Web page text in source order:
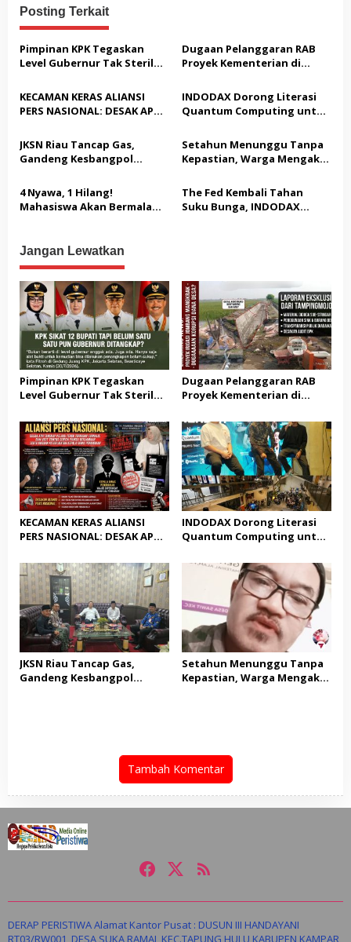
a
s
i
o
Posting Terkait
Pimpinan KPK Tegaskan
Level Gubernur Tak Steril
Cukup, Bukan Dilindungi
Dugaan Pelanggaran RAB
Proyek Kementerian di
Nasionaldetik.com Desak
Tindakan Tegas
KECAMAN KERAS ALIANSI
PERS NASIONAL: DESAK APH
TERHADAP JURNALIS DAN
USUT TUNTAS GURITA
PUNGLI BERJAMAAH SERTA
KEPALA DINAS PENDIDIKAN
INDODAX Dorong Literasi
Quantum Computing untuk
Blockchain
JKSN Riau Tancap Gas,
Gandeng Kesbangpol
Kebangsaan dan Moderasi
Beragama
Setahun Menunggu Tanpa
Kepastian, Warga Mengaku
Tak Terealisasi
4 Nyawa, 1 Hilang!
Mahasiswa Akan Bermalam
The Fed Kembali Tahan
Suku Bunga, INDODAX
Jangan Lewatkan
Pimpinan KPK Tegaskan
Level Gubernur Tak Steril
Cukup, Bukan Dilindungi
Dugaan Pelanggaran RAB
Proyek Kementerian di
Nasionaldetik.com Desak
Tindakan Tegas
KECAMAN KERAS ALIANSI
PERS NASIONAL: DESAK APH
TERHADAP JURNALIS DAN
USUT TUNTAS GURITA
PUNGLI BERJAMAAH SERTA
DUGAAN KETERLIBATAN
KEPALA DINAS PENDIDIKAN
INDODAX Dorong Literasi
Quantum Computing untuk
Blockchain
JKSN Riau Tancap Gas,
Gandeng Kesbangpol
Setahun Menunggu Tanpa
Kepastian, Warga Mengaku
Tambah Komentar
DERAP PERISTIWA Alamat Kantor Pusat : DUSUN III HANDAYANI
RT03/RW001, DESA SUKA RAMAI, KEC.TAPUNG HULU KABUPEN KAMPAR